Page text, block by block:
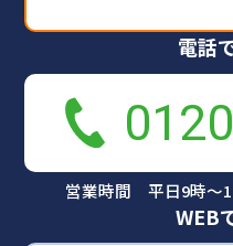
電話
営業時間 平日9時～
WEB